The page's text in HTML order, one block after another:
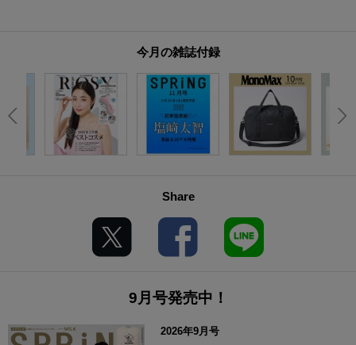
今月の雑誌付録
Share
9月号発売中！
2026年9月号